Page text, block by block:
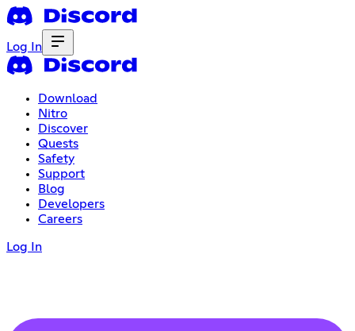
Log In
Download
Nitro
Discover
Quests
Safety
Support
Blog
Developers
Careers
Log In